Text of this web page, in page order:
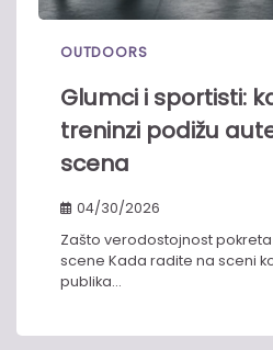
OUTDOORS
Glumci i sportisti:
treninzi podižu
scena
04/30/2026
Zašto verodostojnost
scene Kada radite na sceni
publika…